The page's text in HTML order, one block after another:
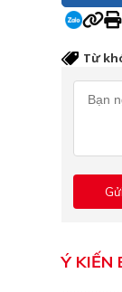
Từ
Ý KIẾN